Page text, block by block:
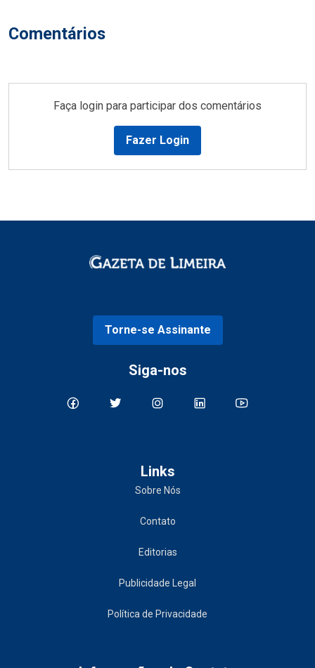
Comentários
Faça login para participar dos comentários
Fazer Login
Torne-se Assinante
Siga-nos
Links
Sobre Nós
Contato
Editorias
Publicidade Legal
Política de Privacidade